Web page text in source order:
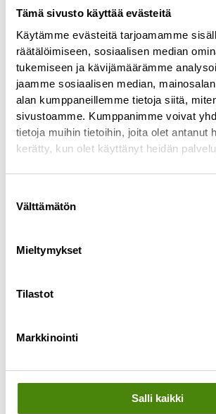
Tämä sivusto käyttää evästeitä
Käytämme evästeitä tarjoamamme
räätälöimiseen, sosiaalisen median
tukemiseen ja kävijämäärämme
jaamme sosiaalisen median,
alan kumppaneillemme tietoja siitä,
sivustoamme. Kumppanimme voivat
tietoja muihin tietoihin, joita olet antanut
kerätty, kun olet käyttänyt heidän
valinta
Välttämätön
Mieltymykset
Tilastot
Markkinointi
Salli kaikki
Jäteastioiden
viivästyksiä
21.6.2023
Jäteastiatoimituksemme ovat
ajan. Meille tulleiden
Lue lisää »